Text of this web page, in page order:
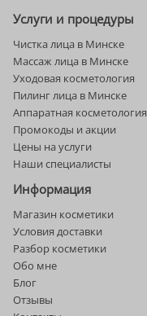
Услуги и процедуры
Чистка лица в Минске
Массаж лица в Минске
Уходовая косметология
Пилинг лица в Минске
Аппаратная косметология
Промокоды и акции
Цены на услуги
Наши специалисты
Информация
Магазин косметики
Условия доставки
Разбор косметики
Обо мне
Блог
Отзывы